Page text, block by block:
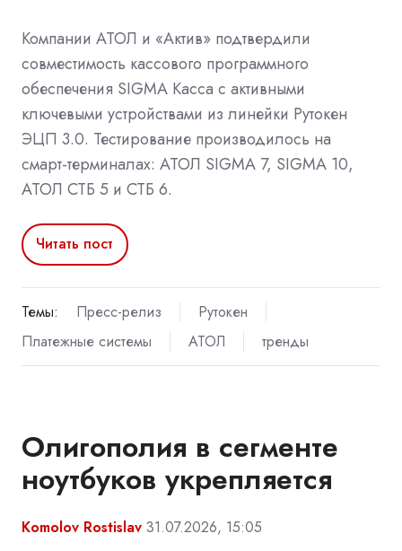
Компании АТОЛ и «Актив» подтвердили
совместимость кассового программного
обеспечения SIGMA Касса с активными
ключевыми устройствами из линейки Рутокен
ЭЦП 3.0. Тестирование производилось на
смарт-терминалах: АТОЛ SIGMA 7, SIGMA 10,
АТОЛ СТБ 5 и СТБ 6.
Читать пост
Темы: Пресс-релиз
Рутокен
Платежные системы
АТОЛ тренды
Олигополия в сегменте
ноутбуков укрепляется
Komolov Rostislav 31.07.2026, 15:05